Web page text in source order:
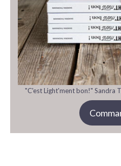
"C'est Light'ment bon!" Sandra